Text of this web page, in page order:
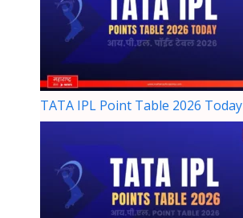
TATA IPL Point Table 2026 Today